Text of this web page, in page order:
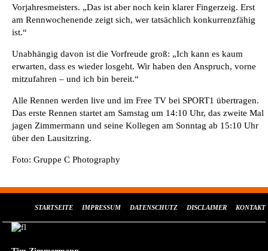
Vorjahresmeisters. „Das ist aber noch kein klarer Fingerzeig. Erst
am Rennwochenende zeigt sich, wer tatsächlich konkurrenzfähig
ist.“
Unabhängig davon ist die Vorfreude groß: „Ich kann es kaum
erwarten, dass es wieder losgeht. Wir haben den Anspruch, vorne
mitzufahren – und ich bin bereit.“
Alle Rennen werden live und im Free TV bei SPORT1 übertragen.
Das erste Rennen startet am Samstag um 14:10 Uhr, das zweite Mal
jagen Zimmermann und seine Kollegen am Sonntag ab 15:10 Uhr
über den Lausitzring.
Foto: Gruppe C Photography
KONTAKT
DISCLAIMER
DATENSCHUTZ
IMPRESSUM
STARTSEITE